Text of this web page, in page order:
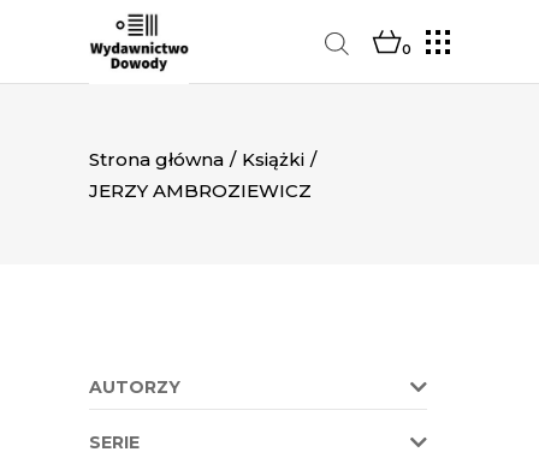
0
Strona główna / Książki /
JERZY AMBROZIEWICZ
AUTORZY
SERIE